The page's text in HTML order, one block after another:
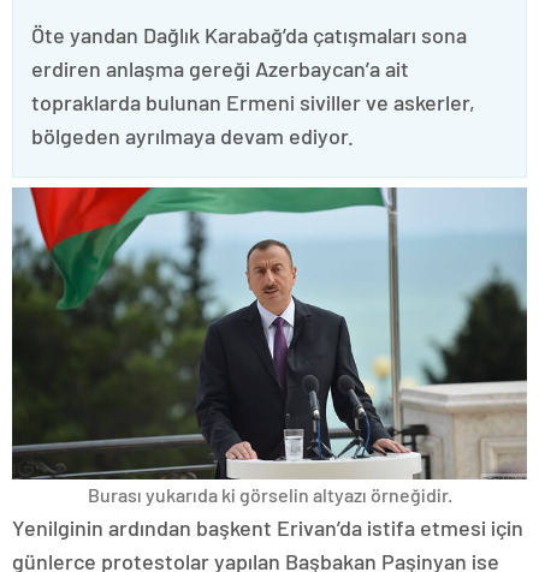
Öte yandan Dağlık Karabağ’da çatışmaları sona
erdiren anlaşma gereği Azerbaycan’a ait
topraklarda bulunan Ermeni siviller ve askerler,
bölgeden ayrılmaya devam ediyor.
Burası yukarıda ki görselin altyazı örneğidir.
Yenilginin ardından başkent Erivan’da istifa etmesi için
günlerce protestolar yapılan Başbakan Paşinyan ise